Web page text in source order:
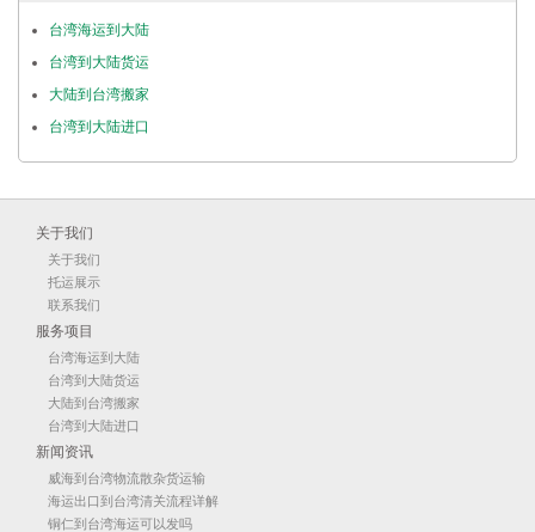
台湾海运到大陆
台湾到大陆货运
大陆到台湾搬家
台湾到大陆进口
关于我们
关于我们
托运展示
联系我们
服务项目
台湾海运到大陆
台湾到大陆货运
大陆到台湾搬家
台湾到大陆进口
新闻资讯
威海到台湾物流散杂货运输
海运出口到台湾清关流程详解
铜仁到台湾海运可以发吗